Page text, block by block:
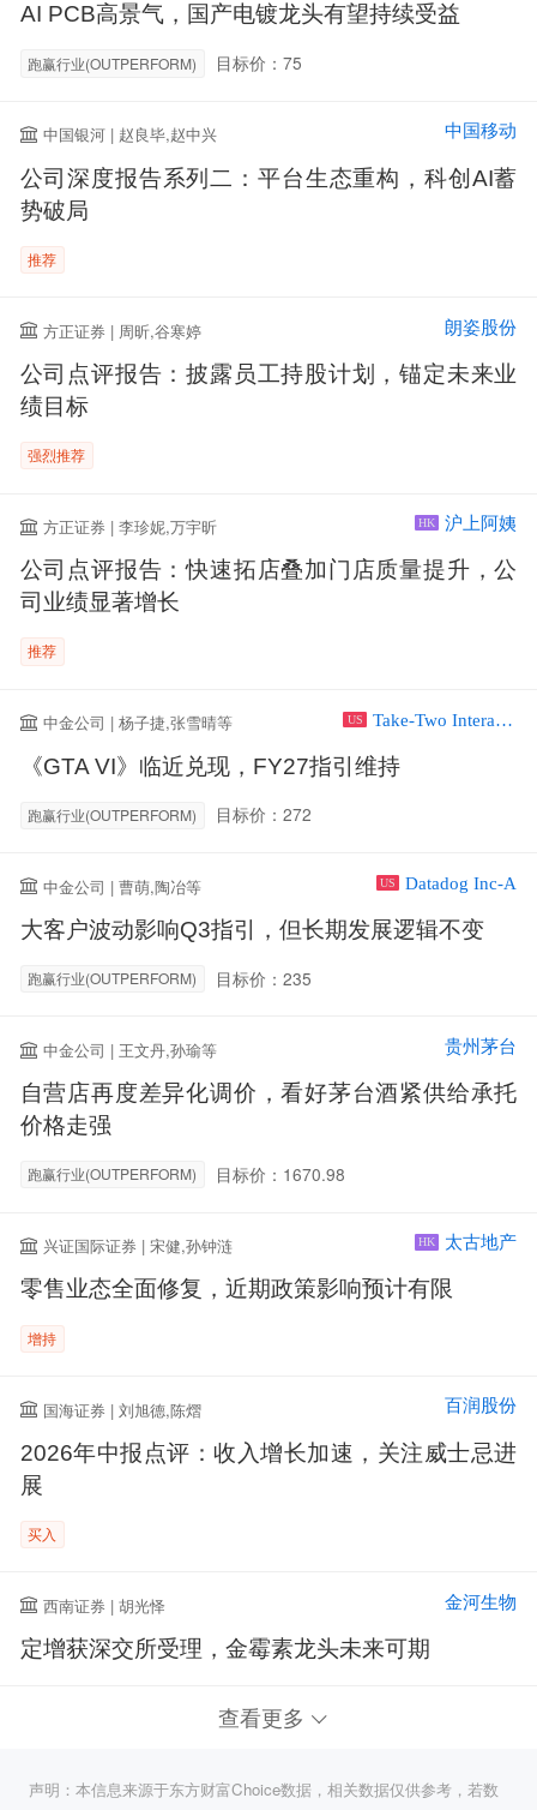
AI PCB高景气，国产电镀龙头有望持续受益
跑赢行业(OUTPERFORM) 目标价：75
中国银河 | 赵良毕,赵中兴 中国移动
公司深度报告系列二：平台生态重构，科创AI蓄
势破局
推荐
方正证券 | 周昕,谷寒婷 朗姿股份
公司点评报告：披露员工持股计划，锚定未来业
绩目标
强烈推荐
方正证券 | 李珍妮,万宇昕 HK 沪上阿姨
公司点评报告：快速拓店叠加门店质量提升，公
司业绩显著增长
推荐
中金公司 | 杨子捷,张雪晴等 US Take-Two Interactive Software Inc
《GTA VI》临近兑现，FY27指引维持
跑赢行业(OUTPERFORM) 目标价：272
中金公司 | 曹萌,陶冶等 US Datadog Inc-A
大客户波动影响Q3指引，但长期发展逻辑不变
跑赢行业(OUTPERFORM) 目标价：235
中金公司 | 王文丹,孙瑜等 贵州茅台
自营店再度差异化调价，看好茅台酒紧供给承托
价格走强
跑赢行业(OUTPERFORM) 目标价：1670.98
兴证国际证券 | 宋健,孙钟涟 HK 太古地产
零售业态全面修复，近期政策影响预计有限
增持
国海证券 | 刘旭德,陈熠 百润股份
2026年中报点评：收入增长加速，关注威士忌进
展
买入
西南证券 | 胡光怿 金河生物
定增获深交所受理，金霉素龙头未来可期
查看更多
声明：本信息来源于东方财富Choice数据，相关数据仅供参考，若数